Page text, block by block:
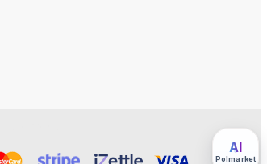
AI
Polmarket